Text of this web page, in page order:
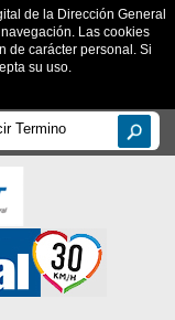
de la Dirección General
Las cookies
de carácter personal. Si
su uso.